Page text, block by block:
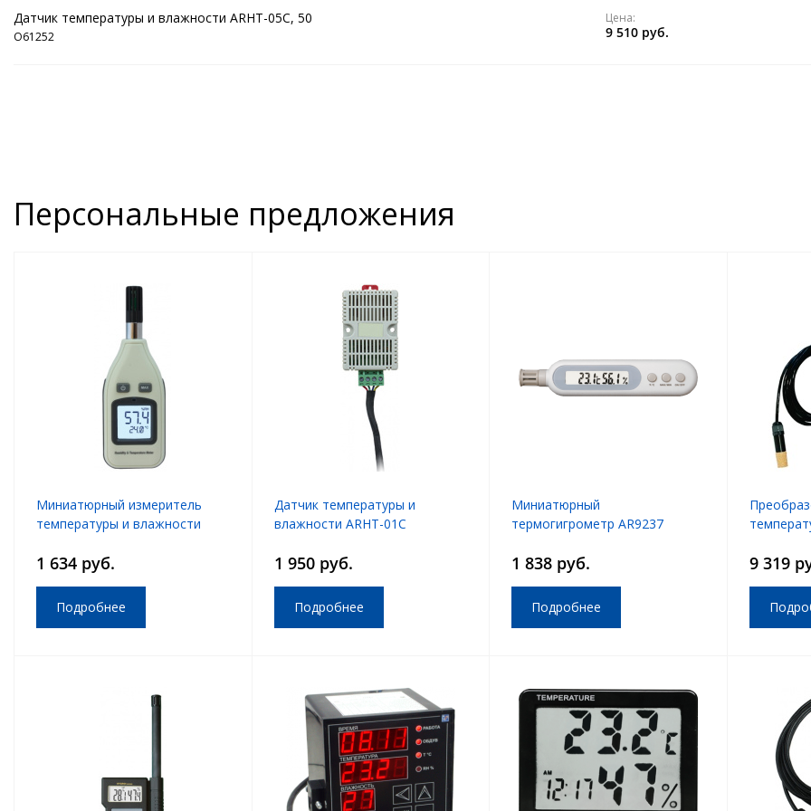
Датчик температуры и влажности ARHT-05C, 50
O61252
Цена:
9 510 руб.
Персональные предложения
Миниатюрный измеритель
температуры и влажности
1 634 руб.
Подробнее
Датчик температуры и
влажности ARHT-01C
1 950 руб.
Подробнее
Миниатюрный
термогигрометр AR9237
1 838 руб.
Подробнее
9 319